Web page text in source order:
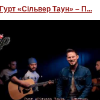
Гурт «Сільвер Таун» – П...